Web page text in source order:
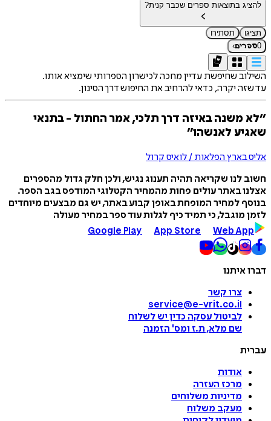
להציג בתוצאות ספרים שכבר קנית?
תציגו
תסתירו
0ספרים›
השילוב שחיפשת עדיין מחכה לכישרון הספרותי שימציא אותו.
עד שזה יקרה, כדאי להרחיב את החיפוש דרך הסינון.
״לא משנה באיזה דרך תלכי, אמר החתול - בתנאי
שאגיע לאנשהו״
אליס בארץ הפלאות / לואיס קרול
חשוב לנו שקריאה תהיה תענוג נגיש, ולכן חלק גדול מהספרים
אצלנו באתר עולים פחות מהמחיר הקטלוגי המודפס בגב הספר.
בנוסף למחיר המופחת באופן קבוע באתר, יש גם מבצעים מיוחדים
לזמן מוגבל, כי תמיד כיף לגלות עוד ספר במחיר מעולה
Google Play
App Store Web App
דברו איתנו
צרו קשר
service@e-vrit.co.il
לביטול עסקה כדין יש לשלוח
שם מלא, ת.ז ומס' הזמנה
עברית
אודות
מרכז העזרה
מדיניות משלוחים
מעקב משלוח